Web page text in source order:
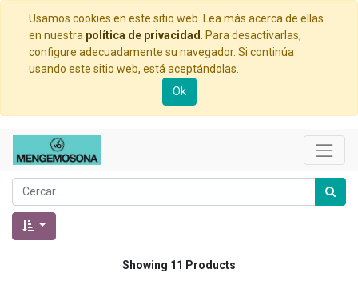
Usamos cookies en este sitio web. Lea más acerca de ellas
en nuestra política de privacidad
. Para desactivarlas,
configure adecuadamente su navegador. Si continúa
usando este sitio web, está aceptándolas.
Ok
Showing 11 Products